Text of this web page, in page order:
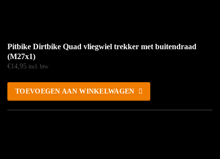
Pitbike Dirtbike Quad vliegwiel trekker met buitendraad
(M27x1)
€14,95 incl. btw
TOEVOEGEN AAN WINKELWAGEN